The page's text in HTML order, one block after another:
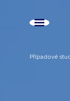
Případové